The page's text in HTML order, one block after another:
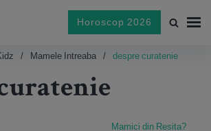
Horoscop 2026
Mamele Intreaba despre curatenie
Mamici din Resita?